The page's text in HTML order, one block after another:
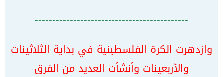
--------------------------------------------
وازدهرت الكرة الفلسطينية في بداية الثلاثينات
والأربعينات وأنشأت العديد من الفرق